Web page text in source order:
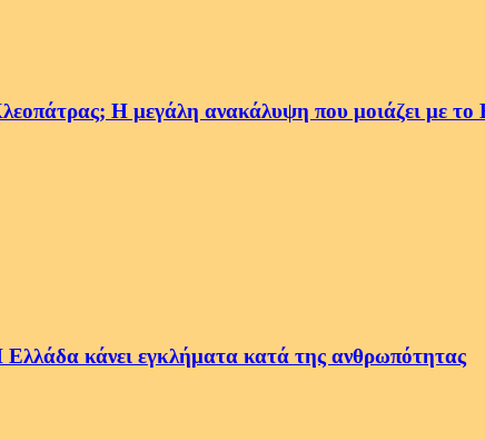
H μεγάλη ανακάλυψη που μοιάζει με
κάνει εγκλήματα κατά της ανθρωπότητας